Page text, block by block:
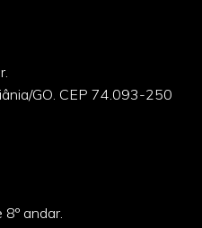
GO. CEP 74.093-250
andar.